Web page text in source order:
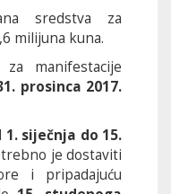
sredstva za
milijuna kuna.
manifestacije
prosinca 2017.
1. siječnja do 15.
je dostaviti
i pripadajuću